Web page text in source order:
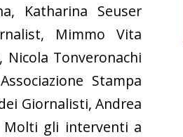
Katharina Seuser
Mimmo Vita
Nicola Tonveronachi
Stampa
Giornalisti, Andrea
Molti gli interventi a